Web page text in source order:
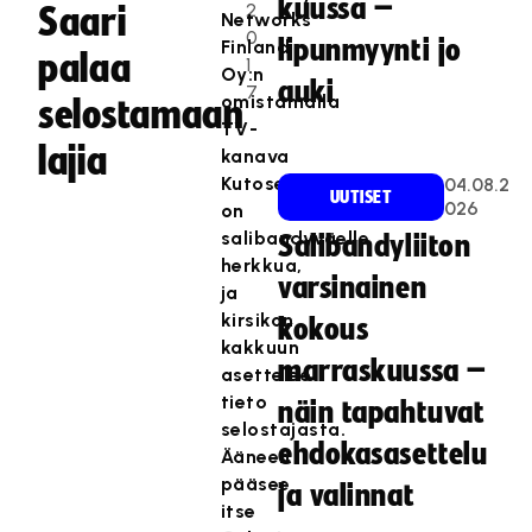
Saari
palaa
selostamaan
lajia
2
0
1
7
Networks
Finland
Oy:n
omistamalla
TV-
kanava
Kutosella
on
salibandyväelle
herkkua,
ja
kirsikan
kakkuun
asettelee
tieto
selostajasta.
Ääneen
pääsee
itse
kuussa –
lipunmyynti jo
auki
UUTISET
04.08.2
026
Salibandyliiton
varsinainen
kokous
marraskuussa –
näin tapahtuvat
ehdokasasettelu
ja valinnat